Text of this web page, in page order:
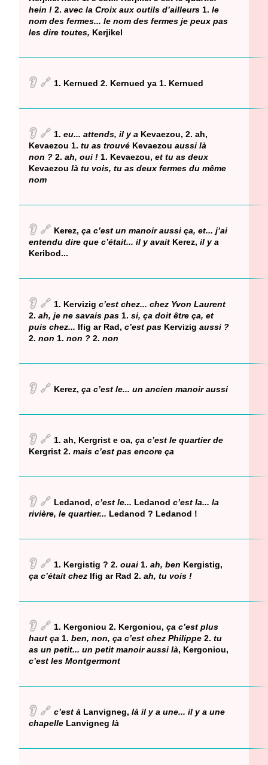
hein ! 2. avec la Croix aux outils d’ailleurs 1. le
nom des fermes... le nom des fermes je peux pas
les dire toutes, Kerjikel
👂 🔗 1. Kernued 2. Kernued ya 1. Kernued
👂 🔗 1. eu... attends, il y a Kevaezou, 2. ah,
Kevaezou 1. tu as trouvé Kevaezou aussi là
non ? 2. ah, oui ! 1. Kevaezou, et tu as deux
Kevaezou là tu vois, tu as deux fermes du même
nom
👂 🔗 Kerez, ça c’est un manoir aussi ça, et... j’ai
entendu dire que c’était... il y avait Kerez, il y a
Keribod...
👂 🔗 1. Kervizig c’est chez... chez Yvon Laurent
2. ah, je ne savais pas 1. si, ça doit être ça, et
puis chez... Ifig ar Rad, c’est pas Kervizig aussi ?
2. non 1. non ? 2. non
👂 🔗 Kerez, ça c’est le... un ancien manoir aussi
👂 🔗 1. ah, Kergrist e oa, ça c’est le quartier de
Kergrist 2. mais c’est pas encore ça
👂 🔗 Ledanod, c’est le... Ledanod c’est la... la
rivière, le quartier... Ledanod ? Ledanod !
👂 🔗 1. Kergistig ? 2. ouai 1. ah, ben Kergistig,
ça c’était chez Ifig ar Rad 2. ah, tu vois !
👂 🔗 1. Kergoniou 2. Kergoniou, ça c’est plus
haut ça 1. ben, non, ça c’est chez Philippe 2. tu
as un petit... un petit manoir aussi là, Kergoniou,
c’est les Montgermont
👂 🔗 c’est à Lanvigneg, là il y a une... il y a une
chapelle Lanvigneg là